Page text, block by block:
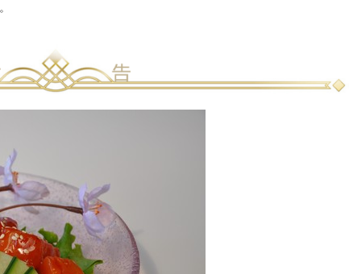
。